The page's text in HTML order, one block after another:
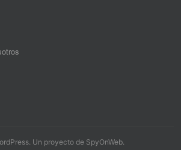
. Un proyecto de SpyOnWeb.